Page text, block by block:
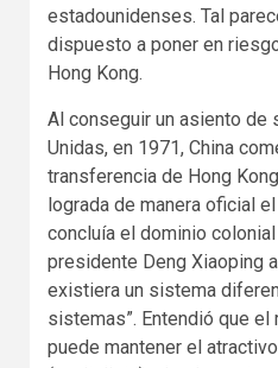
estadounidenses. Tal
dispuesto a poner en
Hong Kong.
Al conseguir un asiento de
Unidas, en 1971, China
transferencia de Hong
lograda de manera oficial
concluía el dominio
presidente Deng Xiaoping
existiera un sistema
sistemas”. Entendió que
puede mantener el